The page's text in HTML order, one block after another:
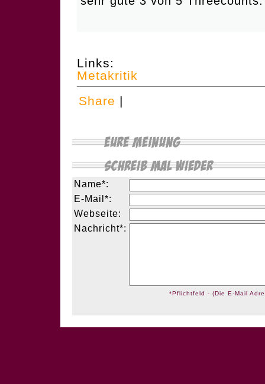
Links:
Metakritik
Share |
Name*:
E-Mail*:
Webseite:
Nachricht*:
*Pflichtfeld - (Die E-Mail